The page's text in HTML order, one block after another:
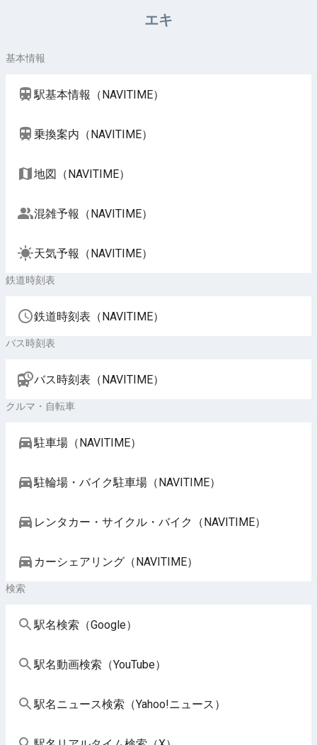
エキ
基本情報
駅基本情報（NAVITIME）
乗換案内（NAVITIME）
地図（NAVITIME）
混雑予報（NAVITIME）
天気予報（NAVITIME）
鉄道時刻表
鉄道時刻表（NAVITIME）
バス時刻表
バス時刻表（NAVITIME）
クルマ・自転車
駐車場（NAVITIME）
駐輪場・バイク駐車場（NAVITIME）
レンタカー・サイクル・バイク（NAVITIME）
カーシェアリング（NAVITIME）
検索
駅名検索（Google）
駅名動画検索（YouTube）
駅名ニュース検索（Yahoo!ニュース）